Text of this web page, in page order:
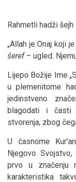
Rahmetli hadži
„Allah je Onaj koji
šeref– ugled.
Lijepo Božije Ime
u plemenitome
jedinstveno
blagodati i časti
stvorenja, zbog
U časnome
Njegovo
prvo u značenju
karakteristika